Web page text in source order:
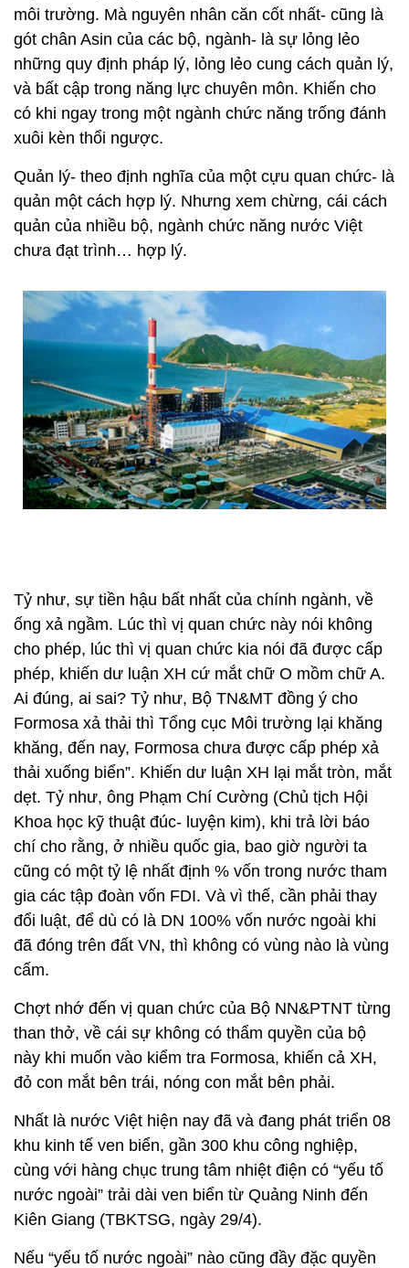
môi trường. Mà nguyên nhân căn cốt nhất- cũng là
gót chân Asin của các bộ, ngành- là sự lỏng lẻo
những quy định pháp lý, lỏng lẻo cung cách quản lý,
và bất cập trong năng lực chuyên môn. Khiến cho
có khi ngay trong một ngành chức năng trống đánh
xuôi kèn thổi ngược.
Quản lý- theo định nghĩa của một cựu quan chức- là
quản một cách hợp lý. Nhưng xem chừng, cái cách
quản của nhiều bộ, ngành chức năng nước Việt
chưa đạt trình… hợp lý.
Tỷ như, sự tiền hậu bất nhất của chính ngành, về
ống xả ngầm. Lúc thì vị quan chức này nói không
cho phép, lúc thì vị quan chức kia nói đã được cấp
phép, khiến dư luận XH cứ mắt chữ O mồm chữ A.
Ai đúng, ai sai? Tỷ như, Bộ TN&MT đồng ý cho
Formosa xả thải thì Tổng cục Môi trường lại khăng
khăng, đến nay, Formosa chưa được cấp phép xả
thải xuống biển”. Khiến dư luận XH lại mắt tròn, mắt
dẹt. Tỷ như, ông Phạm Chí Cường (Chủ tịch Hội
Khoa học kỹ thuật đúc- luyện kim), khi trả lời báo
chí cho rằng, ở nhiều quốc gia, bao giờ người ta
cũng có một tỷ lệ nhất định % vốn trong nước tham
gia các tập đoàn vốn FDI. Và vì thế, cần phải thay
đổi luật, để dù có là DN 100% vốn nước ngoài khi
đã đóng trên đất VN, thì không có vùng nào là vùng
cấm.
Chợt nhớ đến vị quan chức của Bộ NN&PTNT từng
than thở, về cái sự không có thẩm quyền của bộ
này khi muốn vào kiểm tra Formosa, khiến cả XH,
đỏ con mắt bên trái, nóng con mắt bên phải.
Nhất là nước Việt hiện nay đã và đang phát triển 08
khu kinh tế ven biển, gần 300 khu công nghiệp,
cùng với hàng chục trung tâm nhiệt điện có “yếu tố
nước ngoài” trải dài ven biển từ Quảng Ninh đến
Kiên Giang (TBKTSG, ngày 29/4).
Nếu “yếu tố nước ngoài” nào cũng đầy đặc quyền